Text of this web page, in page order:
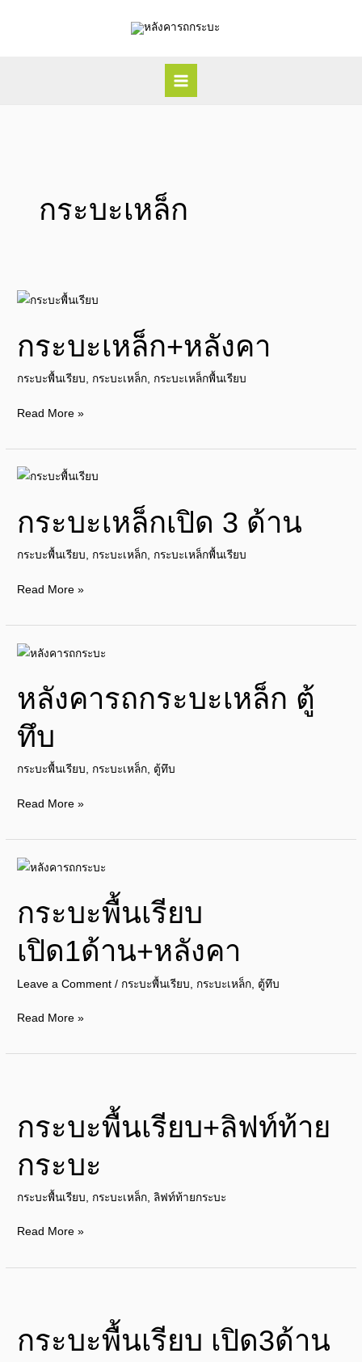
กระบะเหล็ก
กระบะเหล็ก+หลังคา
กระบะพื้นเรียบ กระบะเหล็ก กระบะเหล็กพื้นเรียบ
กระบะ
Read More »
กระบะเหล็กเปิด 3 ด้าน
กระบะพื้นเรียบ, กระบะเหล็ก, กระบะเหล็กพื้นเรียบ
กระบะ
เปิด
3
ด้าน
Read More »
หลังคารถกระบะเหล็ก ตู้
ทึบ
กระบะพื้นเรียบ, กระบะเหล็ก, ตู้ทึบ
หลังคา
กระบะ
เหล็ก
ตู้
Read More »
กระบะพื้นเรียบ
เปิด1ด้าน+หลังคา
Leave a Comment / กระบะพื้นเรียบ กระบะเหล็ก ตู้ทึบ
กระบะ
เรียบ
เปิด1ด้าน+หลังคา
Read More »
กระบะพื้นเรียบ+ลิฟท์ท้าย
กระบะ
กระบะพื้นเรียบ กระบะเหล็ก ,ลิฟท์ท้ายกระบะ
เรียบ+ลิฟท์
ท้าย
กระบะ
Read More »
กระบะพื้นเรียบ เปิด3ด้าน
เรียบ
เปิด3ด้าน